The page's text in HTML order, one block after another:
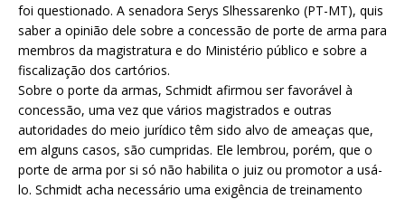
foi questionado. A senadora Serys Slhessarenko (PT-MT), quis
saber a opinião dele sobre a concessão de porte de arma para
membros da magistratura e do Ministério público e sobre a
fiscalização dos cartórios.
Sobre o porte da armas, Schmidt afirmou ser favorável à
concessão, uma vez que vários magistrados e outras
autoridades do meio jurídico têm sido alvo de ameaças que,
em alguns casos, são cumpridas. Ele lembrou, porém, que o
porte de arma por si só não habilita o juiz ou promotor a usá-
lo. Schmidt acha necessário uma exigência de treinamento